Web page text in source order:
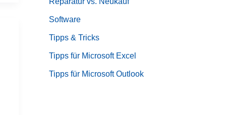
Software
Tipps & Tricks
Tipps für Microsoft Excel
Tipps für Microsoft Outlook